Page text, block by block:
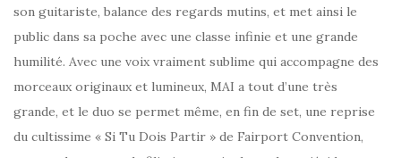
son guitariste, balance des regards mutins, et met ainsi le
public dans sa poche avec une classe infinie et une grande
humilité. Avec une voix vraiment sublime qui accompagne des
morceaux originaux et lumineux, MAI a tout d’une très
grande, et le duo se permet même, en fin de set, une reprise
du cultissime « Si Tu Dois Partir » de Fairport Convention,